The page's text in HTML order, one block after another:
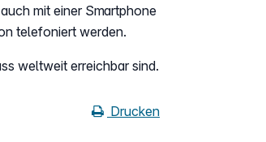
mit einer Smartphone
telefoniert werden.
weltweit erreichbar sind.
Drucken